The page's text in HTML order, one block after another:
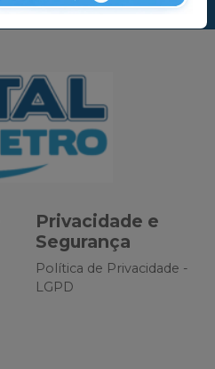
Privacidade e
Segurança
Política de Privacidade -
LGPD